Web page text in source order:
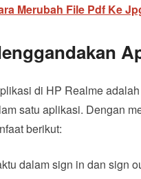
Merubah File Pdf Ke
di HP Realme
satu aplikasi. Dengan
berikut:
dalam sign in dan sign